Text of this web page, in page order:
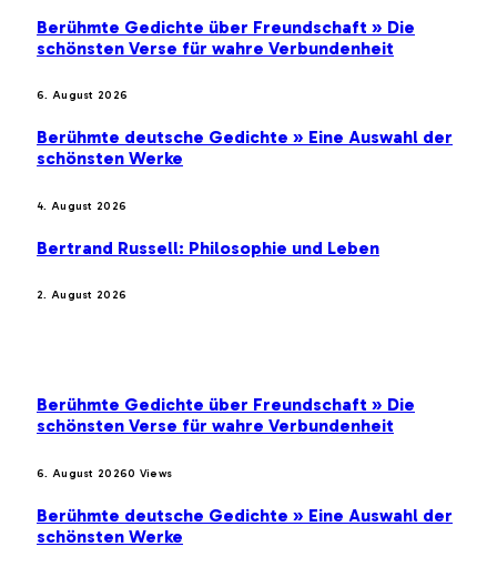
Berühmte Gedichte über Freundschaft » Die
schönsten Verse für wahre Verbundenheit
6. August 2026
Berühmte deutsche Gedichte » Eine Auswahl der
schönsten Werke
4. August 2026
Bertrand Russell: Philosophie und Leben
2. August 2026
Berühmte Gedichte über Freundschaft » Die
schönsten Verse für wahre Verbundenheit
6. August 20260 Views
Berühmte deutsche Gedichte » Eine Auswahl der
schönsten Werke